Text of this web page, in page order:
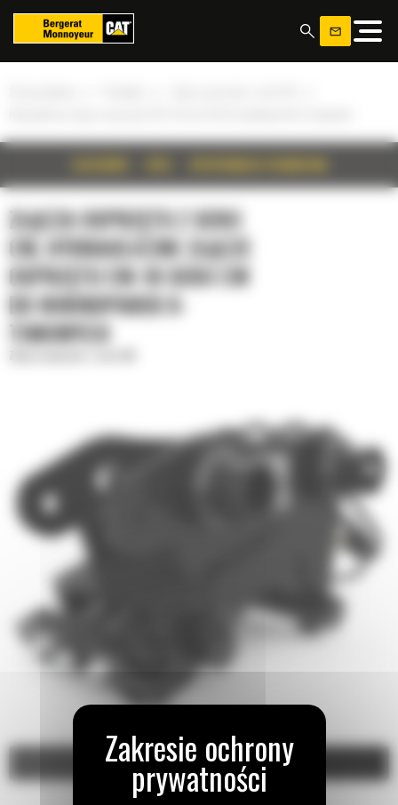
ZŁĄCZA OSPRZĘTU Z SERII
CW, HYDRAULICZNE ZŁĄCZE
OSPRZĘTU CW-10 SERII CW
DO MINIKOPAREK 8-
TONOWYCH
Zdjęcia Video
Panel zarządzania plikami cookies